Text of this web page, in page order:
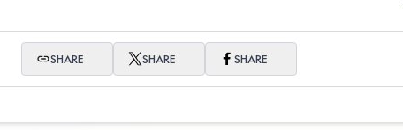
SHARE SHARE SHARE